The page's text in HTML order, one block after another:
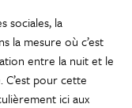
sociales, la
la mesure où c’est
entre la nuit et le
pour cette
ici aux